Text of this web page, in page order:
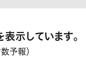
示しています。
予報）